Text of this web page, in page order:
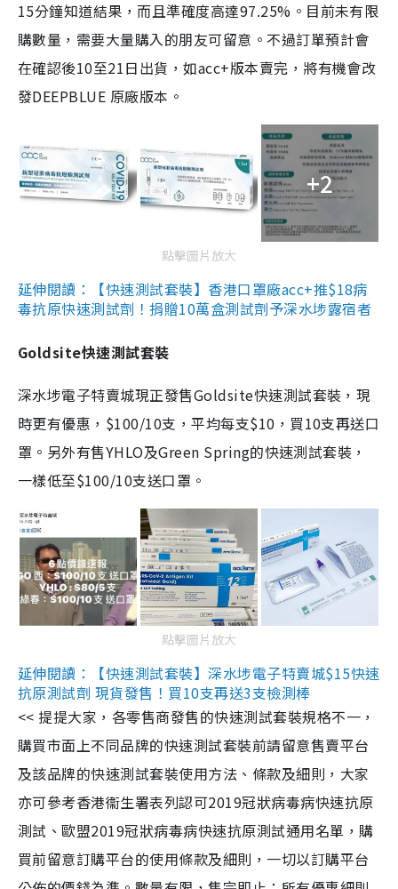
15分鐘知道結果，而且準確度高達97.25%。目前未有限
購數量，需要大量購入的朋友可留意。不過訂單預計會
在確認後10至21日出貨，如acc+版本賣完，將有機會改
發DEEPBLUE 原廠版本。
+2
點擊圖片放大
延伸閱讀：【快速測試套裝】香港口罩廠acc+推$18病
毒抗原快速測試劑！捐贈10萬盒測試劑予深水埗露宿者
Goldsite快速測試套裝
深水埗電子特賣城現正發售Goldsite快速測試套裝，現
時更有優惠，$100/10支，平均每支$10，買10支再送口
罩。另外有售YHLO及Green Spring的快速測試套裝，
一樣低至$100/10支送口罩。
點擊圖片放大
延伸閱讀：【快速測試套裝】深水埗電子特賣城$15快速
抗原測試劑 現貨發售！買10支再送3支檢測棒
<< 提提大家，各零售商發售的快速測試套裝規格不一，
購買市面上不同品牌的快速測試套裝前請留意售賣平台
及該品牌的快速測試套裝使用方法、條款及細則，大家
亦可參考香港衞生署表列認可2019冠狀病毒病快速抗原
測試、歐盟2019冠狀病毒病快速抗原測試通用名單，購
買前留意訂購平台的使用條款及細則，一切以訂購平台